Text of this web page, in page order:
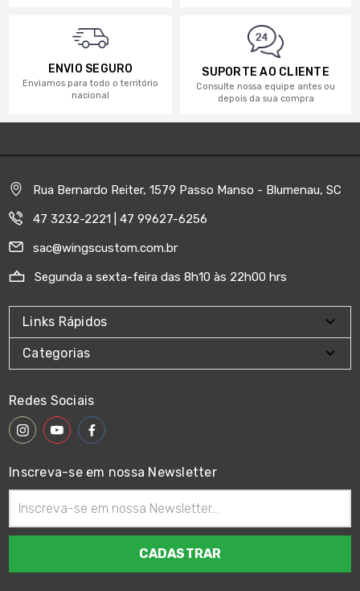
ENVIO SEGURO
Enviamos para todo o território
nacional
SUPORTE AO CLIENTE
Consulte nossa equipe antes ou
depois da sua compra
Rua Bernardo Reiter, 1579 Passo Manso - Blumenau, SC
47 3232-2221 | 47 99627-6256
sac@wingscustom.com.br
Segunda a sexta-feira das 8h10 às 22h00 hrs
Links Rápidos
Categorias
Redes Sociais
Inscreva-se em nossa Newsletter
de
email